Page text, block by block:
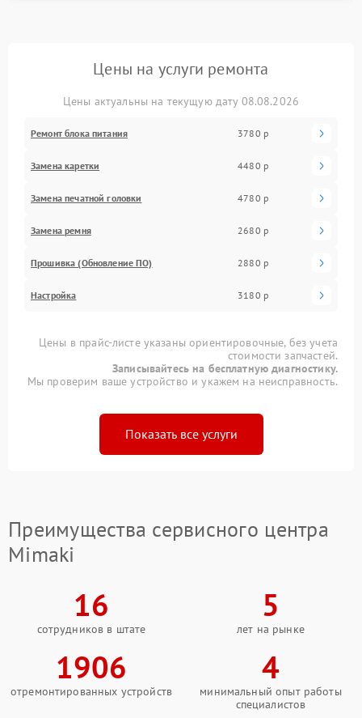
Цены на услуги ремонта
Цены актуальны на текущую дату 08.08.2026
Ремонт блока питания 3780 р
Замена каретки 4480 р
Замена печатной головки 4780 р
Замена ремня 2680 р
Прошивка (Обновление ПО) 2880 р
Настройка 3180 р
Цены в прайс-листе указаны ориентировочные, без учета
стоимости запчастей.
Записывайтесь на бесплатную диагностику.
Мы проверим ваше устройство и укажем на неисправность.
Показать все услуги
Преимущества сервисного центра
Mimaki
16
сотрудников в штате
5
лет на рынке
1906
отремонтированных устройств
4
минимальный опыт работы
специалистов